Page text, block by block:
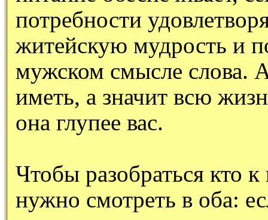
потребности
житейскую мудрость и
мужском смысле слова. А
иметь, а значит всю
она глупее вас.
Чтобы разобраться кто
нужно смотреть в оба: